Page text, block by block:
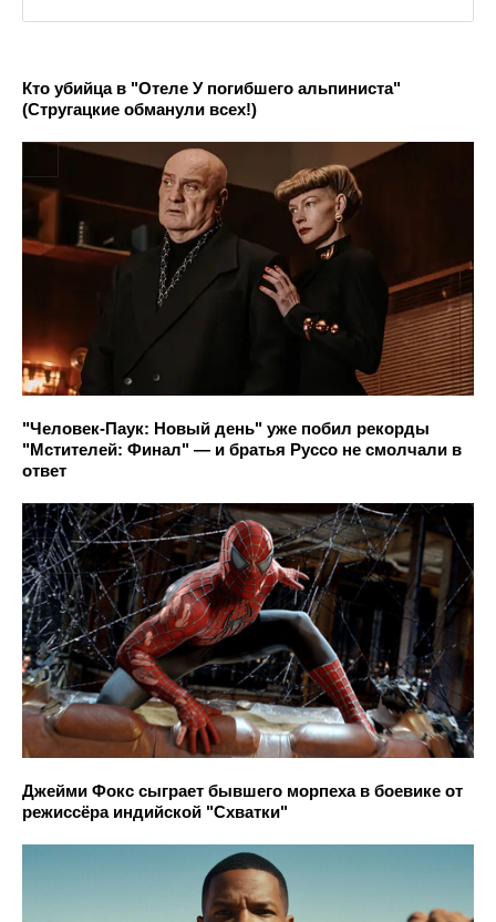
Кто убийца в "Отеле У погибшего альпиниста"
(Стругацкие обманули всех!)
"Человек-Паук: Новый день" уже побил рекорды
"Мстителей: Финал" — и братья Руссо не смолчали в
ответ
Джейми Фокс сыграет бывшего морпеха в боевике от
режиссёра индийской "Схватки"